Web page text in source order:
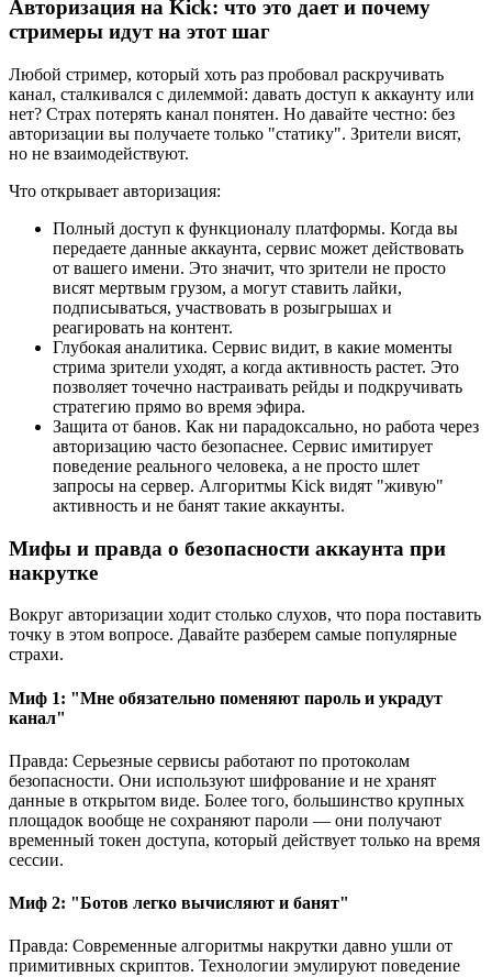
Авторизация на Kick: что это дает и почему
стримеры идут на этот шаг
Любой стример, который хоть раз пробовал раскручивать
канал, сталкивался с дилеммой: давать доступ к аккаунту или
нет? Страх потерять канал понятен. Но давайте честно: без
авторизации вы получаете только "статику". Зрители висят,
но не взаимодействуют.
Что открывает авторизация:
Полный доступ к функционалу платформы. Когда вы
передаете данные аккаунта, сервис может действовать
от вашего имени. Это значит, что зрители не просто
висят мертвым грузом, а могут ставить лайки,
подписываться, участвовать в розыгрышах и
реагировать на контент.
Глубокая аналитика. Сервис видит, в какие моменты
стрима зрители уходят, а когда активность растет. Это
позволяет точечно настраивать рейды и подкручивать
стратегию прямо во время эфира.
Защита от банов. Как ни парадоксально, но работа через
авторизацию часто безопаснее. Сервис имитирует
поведение реального человека, а не просто шлет
запросы на сервер. Алгоритмы Kick видят "живую"
активность и не банят такие аккаунты.
Мифы и правда о безопасности аккаунта при
накрутке
Вокруг авторизации ходит столько слухов, что пора поставить
точку в этом вопросе. Давайте разберем самые популярные
страхи.
Миф 1: "Мне обязательно поменяют пароль и украдут
канал"
Правда: Серьезные сервисы работают по протоколам
безопасности. Они используют шифрование и не хранят
данные в открытом виде. Более того, большинство крупных
площадок вообще не сохраняют пароли — они получают
временный токен доступа, который действует только на время
сессии.
Миф 2: "Ботов легко вычисляют и банят"
Правда: Современные алгоритмы накрутки давно ушли от
примитивных скриптов. Технологии эмулируют поведение